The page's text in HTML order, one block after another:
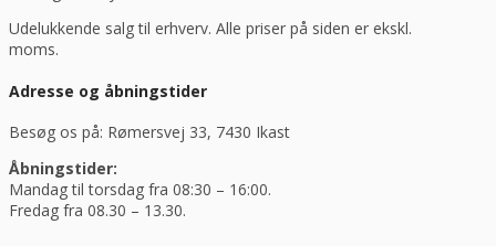
Udelukkende salg til erhverv. Alle priser på siden er ekskl.
moms.
Adresse og åbningstider
Besøg os på: Rømersvej 33, 7430 Ikast
Åbningstider:
Mandag til torsdag fra 08:30 – 16:00.
Fredag fra 08.30 – 13.30.